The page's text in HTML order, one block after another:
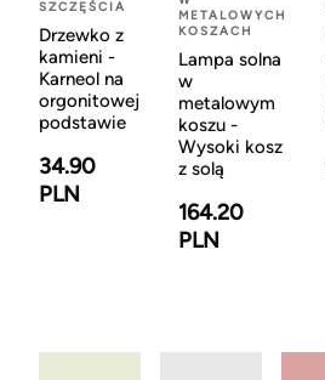
SZCZĘŚCIA
Drzewko z
kamieni -
Karneol na
orgonitowej
podstawie
34.90
PLN
METALOWYCH
KOSZACH
Lampa solna
w
metalowym
koszu -
Wysoki kosz
z solą
164.20
PLN